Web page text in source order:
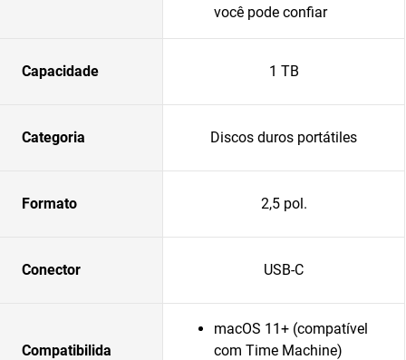
você pode confiar
Capacidade 1 TB
Categoria Discos duros portátiles
Formato 2,5 pol.
Conector USB-C
Compatibilida
macOS 11+ (compatível
com Time Machine)